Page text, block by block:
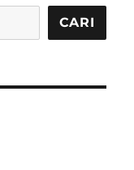
CARI